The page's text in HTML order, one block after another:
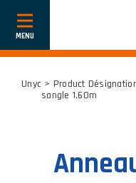
Toon
of
Unyc > Product
sangle 1.60m